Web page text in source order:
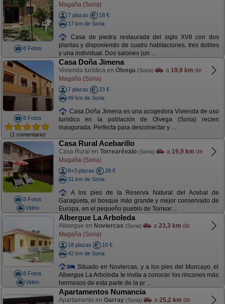
8 Fotos
Magaña (Soria)
7 plazas
18 €
17 km de Soria
Casa de piedra restaurada del siglo XVII con dos
plantas y disponiendo de cuatro habitaciones, tres dobles
y una individual. Dos salones (un ...
8 Fotos
(1 comentario)
Casa Doña Jimena
Vivienda turística en Ólvega (Soria) a 19,9 km de
Magaña (Soria)
7 plazas
23 €
49 km de Soria
Casa Doña Jimena es una acogedora Vivienda de uso
turístico en la población de Olvega (Soria) recien
inaugurada. Perfecta para desconectar y ...
8 Fotos
Video
Casa Rural Acebarillo
Casa Rural en Torrearévalo (Soria) a 19,9 km de
Magaña (Soria)
8+3 plazas
28 €
31 km de Soria
A los pies de la Reserva Natural del Acebal de
Garagüeta, el bosque más grande y mejor conservado de
Europa, en el pequeño pueblo de Torrear ...
8 Fotos
Video
Albergue La Arboleda
Albergue en Noviercas (Soria) a 23,3 km de
Magaña (Soria)
18 plazas
10 €
42 km de Soria
Situado en Noviercas, y a los pies del Moncayo, el
Albergue La Arboleda te invita a conocer los rincones más
hermosos de esta parte de la pr ...
Apartamentos Numancia
Apartamento en Garray (Soria) a 25,2 km de